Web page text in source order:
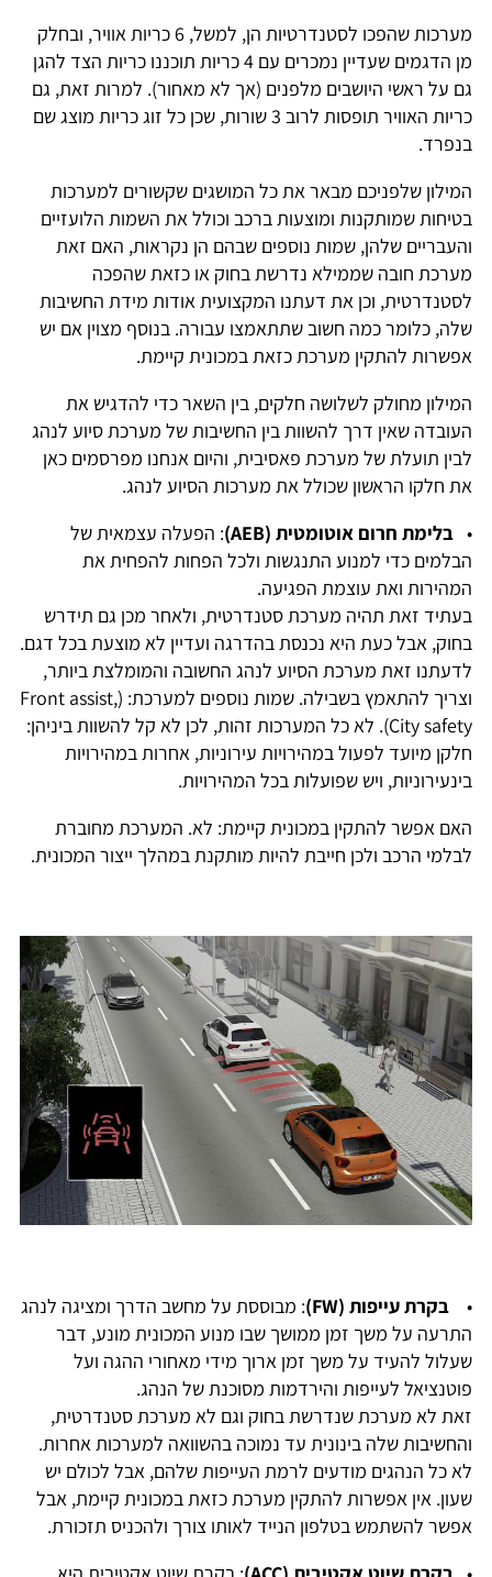
מערכות שהפכו לסטנדרטיות הן, למשל, 6 כריות אוויר, ובחלק
מן הדגמים שעדיין נמכרים עם 4 כריות תוכננו כריות הצד להגן
גם על ראשי היושבים מלפנים (אך לא מאחור). למרות זאת, גם
כריות האוויר תופסות לרוב 3 שורות, שכן כל זוג כריות מוצג שם
בנפרד.
המילון שלפניכם מבאר את כל המושגים שקשורים למערכות
בטיחות שמותקנות ומוצעות ברכב וכולל את השמות הלועזיים
והעבריים שלהן, שמות נוספים שבהם הן נקראות, האם זאת
מערכת חובה שממילא נדרשת בחוק או כזאת שהפכה
לסטנדרטית, וכן את דעתנו המקצועית אודות מידת החשיבות
שלה, כלומר כמה חשוב שתתאמצו עבורה. בנוסף מצוין אם יש
אפשרות להתקין מערכת כזאת במכונית קיימת.
המילון מחולק לשלושה חלקים, בין השאר כדי להדגיש את
העובדה שאין דרך להשוות בין החשיבות של מערכת סיוע לנהג
לבין תועלת של מערכת פאסיבית, והיום אנחנו מפרסמים כאן
את חלקו הראשון שכולל את מערכות הסיוע לנהג.
• בלימת חרום אוטומטית (AEB)
: הפעלה עצמאית של
הבלמים כדי למנוע התנגשות ולכל הפחות להפחית את
המהירות ואת עוצמת הפגיעה.
בעתיד זאת תהיה מערכת סטנדרטית, ולאחר מכן גם תידרש
בחוק, אבל כעת היא נכנסת בהדרגה ועדיין לא מוצעת בכל דגם.
לדעתנו זאת מערכת הסיוע לנהג החשובה והמומלצת ביותר,
וצריך להתאמץ בשבילה. שמות נוספים למערכת: (Front assist,
City safety). לא כל המערכות זהות, לכן לא קל להשוות ביניהן:
חלקן מיועד לפעול במהירויות עירוניות, אחרות במהירויות
בינעירוניות, ויש שפועלות בכל המהירויות.
האם אפשר להתקין במכונית קיימת: לא. המערכת מחוברת
לבלמי הרכב ולכן חייבת להיות מותקנת במהלך ייצור המכונית.
• בקרת עייפות (FW)
: מבוססת על מחשב הדרך ומציגה לנהג
התרעה על משך זמן ממושך שבו מנוע המכונית מונע, דבר
שעלול להעיד על משך זמן ארוך מידי מאחורי ההגה ועל
פוטנציאל לעייפות והירדמות מסוכנת של הנהג.
זאת לא מערכת שנדרשת בחוק וגם לא מערכת סטנדרטית,
והחשיבות שלה בינונית עד נמוכה בהשוואה למערכות אחרות.
לא כל הנהגים מודעים לרמת העייפות שלהם, אבל לכולם יש
שעון. אין אפשרות להתקין מערכת כזאת במכונית קיימת, אבל
אפשר להשתמש בטלפון הנייד לאותו צורך ולהכניס תזכורת.